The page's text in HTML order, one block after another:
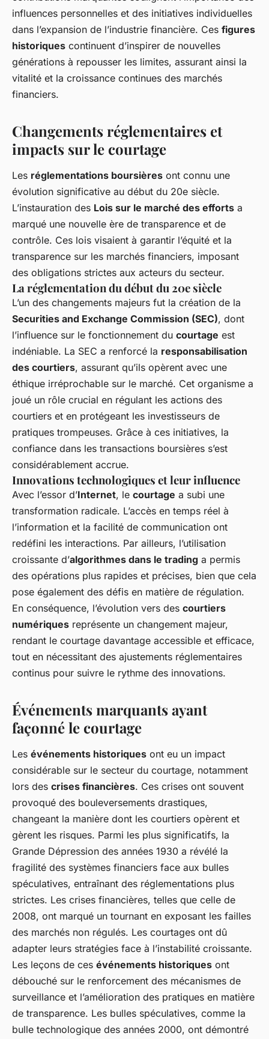
influences personnelles et des initiatives individuelles
dans l’expansion de l’industrie financière. Ces figures
historiques continuent d’inspirer de nouvelles
générations à repousser les limites, assurant ainsi la
vitalité et la croissance continues des marchés
financiers.
Changements réglementaires et
impacts sur le courtage
Les réglementations boursières ont connu une
évolution significative au début du 20e siècle.
L’instauration des Lois sur le marché des efforts a
marqué une nouvelle ère de transparence et de
contrôle. Ces lois visaient à garantir l’équité et la
transparence sur les marchés financiers, imposant
des obligations strictes aux acteurs du secteur.
La réglementation du début du 20e siècle
L’un des changements majeurs fut la création de la
Securities and Exchange Commission (SEC), dont
l’influence sur le fonctionnement du courtage est
indéniable. La SEC a renforcé la responsabilisation
des courtiers, assurant qu’ils opèrent avec une
éthique irréprochable sur le marché. Cet organisme a
joué un rôle crucial en régulant les actions des
courtiers et en protégeant les investisseurs de
pratiques trompeuses. Grâce à ces initiatives, la
confiance dans les transactions boursières s’est
considérablement accrue.
Innovations technologiques et leur influence
Avec l’essor d’Internet, le courtage a subi une
transformation radicale. L’accès en temps réel à
l’information et la facilité de communication ont
redéfini les interactions. Par ailleurs, l’utilisation
croissante d’algorithmes dans le trading a permis
des opérations plus rapides et précises, bien que cela
pose également des défis en matière de régulation.
En conséquence, l’évolution vers des courtiers
numériques représente un changement majeur,
rendant le courtage davantage accessible et efficace,
tout en nécessitant des ajustements réglementaires
continus pour suivre le rythme des innovations.
Événements marquants ayant
façonné le courtage
Les événements historiques ont eu un impact
considérable sur le secteur du courtage, notamment
lors des crises financières. Ces crises ont souvent
provoqué des bouleversements drastiques,
changeant la manière dont les courtiers opèrent et
gèrent les risques. Parmi les plus significatifs, la
Grande Dépression des années 1930 a révélé la
fragilité des systèmes financiers face aux bulles
spéculatives, entraînant des réglementations plus
strictes. Les crises financières, telles que celle de
2008, ont marqué un tournant en exposant les failles
des marchés non régulés. Les courtages ont dû
adapter leurs stratégies face à l’instabilité croissante.
Les leçons de ces événements historiques ont
débouché sur le renforcement des mécanismes de
surveillance et l’amélioration des pratiques en matière
de transparence. Les bulles spéculatives, comme la
bulle technologique des années 2000, ont démontré